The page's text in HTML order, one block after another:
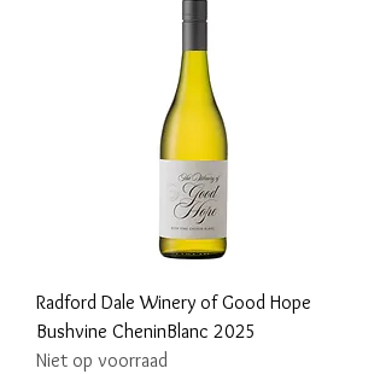
Radford Dale Winery of Good Hope
Bushvine CheninBlanc 2025
Niet op voorraad